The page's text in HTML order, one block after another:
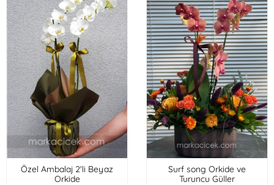
Özel Ambalaj 2'li Beyaz
Orkide
Surf song Orkide ve
Turuncu Güller